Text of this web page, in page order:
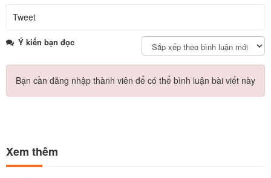
Tweet
Ý kiến bạn đọc
Bạn cần đăng nhập thành viên để có thể bình luận bài viết này
Xem thêm